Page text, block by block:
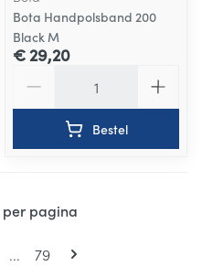
Bota Handpolsband 200
Black M
€ 29,20
Bestel
Pagina's pagina
... Pagina
79
per pagina